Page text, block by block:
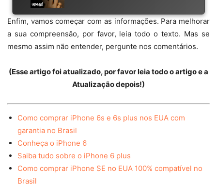
Enfim, vamos começar com as informações. Para melhorar
a sua compreensão, por favor, leia todo o texto. Mas se
mesmo assim não entender, pergunte nos comentários.
(Esse artigo foi atualizado, por favor leia todo o artigo e a
Atualização depois!)
Como comprar iPhone 6s e 6s plus nos EUA com
garantia no Brasil
Conheça o iPhone 6
Saiba tudo sobre o iPhone 6 plus
Como comprar iPhone SE no EUA 100% compatível no
Brasil